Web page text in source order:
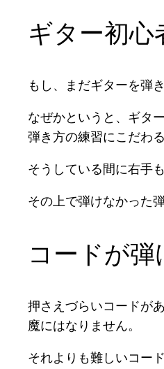
ギター初心
もし、まだギターを弾
なぜかというと、ギタ
弾き方の練習にこだわ
そうしている間に右手
その上で弾けなかった
コードが
押さえづらいコードが
魔にはなりません。
それよりも難しいコー